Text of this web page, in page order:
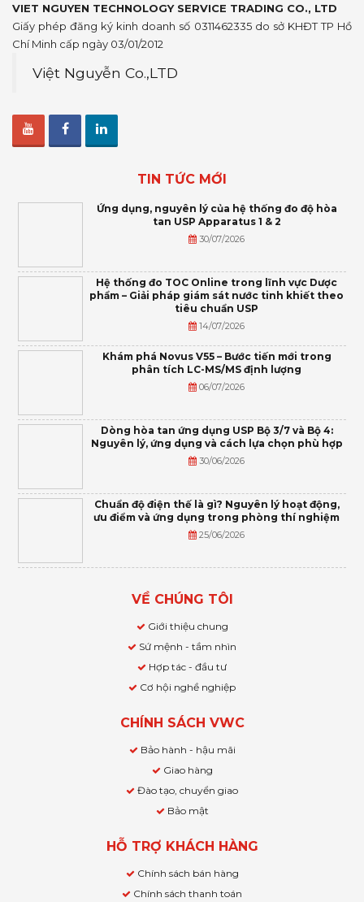
VIET NGUYEN TECHNOLOGY SERVICE TRADING CO., LTD
Giấy phép đăng ký kinh doanh số 0311462335 do sở KHĐT TP Hồ
Chí Minh cấp ngày 03/01/2012
Việt Nguyễn Co.,LTD
TIN TỨC MỚI
Ứng dụng, nguyên lý của hệ thống đo độ hòa
tan USP Apparatus 1 & 2
30/07/2026
Hệ thống đo TOC Online trong lĩnh vực Dược
phẩm – Giải pháp giám sát nước tinh khiết theo
tiêu chuẩn USP
14/07/2026
Khám phá Novus V55 – Bước tiến mới trong
phân tích LC-MS/MS định lượng
06/07/2026
Dòng hòa tan ứng dụng USP Bộ 3/7 và Bộ 4:
Nguyên lý, ứng dụng và cách lựa chọn phù hợp
30/06/2026
Chuẩn độ điện thế là gì? Nguyên lý hoạt động,
ưu điểm và ứng dụng trong phòng thí nghiệm
25/06/2026
VỀ CHÚNG TÔI
Giới thiệu chung
Sứ mệnh - tầm nhìn
Hợp tác - đầu tư
Cơ hội nghề nghiệp
CHÍNH SÁCH VWC
Bảo hành - hậu mãi
Giao hàng
Đào tạo, chuyển giao
Bảo mật
HỖ TRỢ KHÁCH HÀNG
Chính sách bán hàng
Chính sách thanh toán